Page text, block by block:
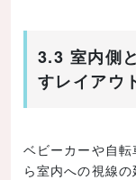
3.3 室内側
すレイアウ
ベビーカーや自
ら室内への視線